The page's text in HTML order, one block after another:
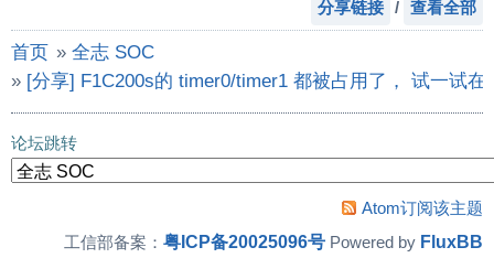
分享链接 / 查看全部
首页 » 全志 SOC
» [分享] F1C200s的 timer0/timer1 都被占用了， 试一试在
论坛跳转
Atom订阅该主题
工信部备案： 粤ICP备20025096号 Powered by FluxBB